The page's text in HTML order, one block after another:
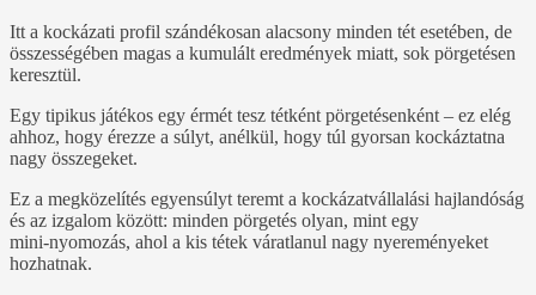
Itt a kockázati profil szándékosan alacsony minden tét esetében, de
összességében magas a kumulált eredmények miatt, sok pörgetésen
keresztül.
Egy tipikus játékos egy érmét tesz tétként pörgetésenként – ez elég
ahhoz, hogy érezze a súlyt, anélkül, hogy túl gyorsan kockáztatna
nagy összegeket.
Ez a megközelítés egyensúlyt teremt a kockázatvállalási hajlandóság
és az izgalom között: minden pörgetés olyan, mint egy
mini‑nyomozás, ahol a kis tétek váratlanul nagy nyereményeket
hozhatnak.